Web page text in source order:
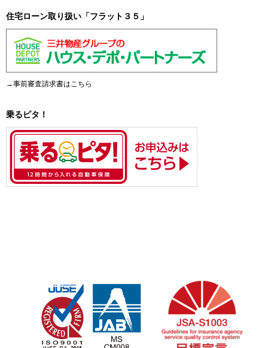
住宅ローン取り扱い「フラット３５」
→事前審査請求書はこちら
乗るピタ！